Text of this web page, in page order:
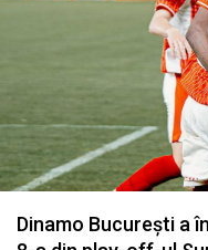
Dinamo București a